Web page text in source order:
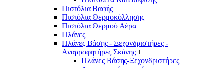
Πιστόλια Βαφής
Πιστόλια Θερμοκόλλησης
Πιστόλια Θερμού Αέρα
Πλάνες
Πλάνες Βάσης - Ξεχονδριστήρες -
Αναρροφητήρες Σκόνης +
Πλάνες Βάσης-Ξεχονδριστήρες